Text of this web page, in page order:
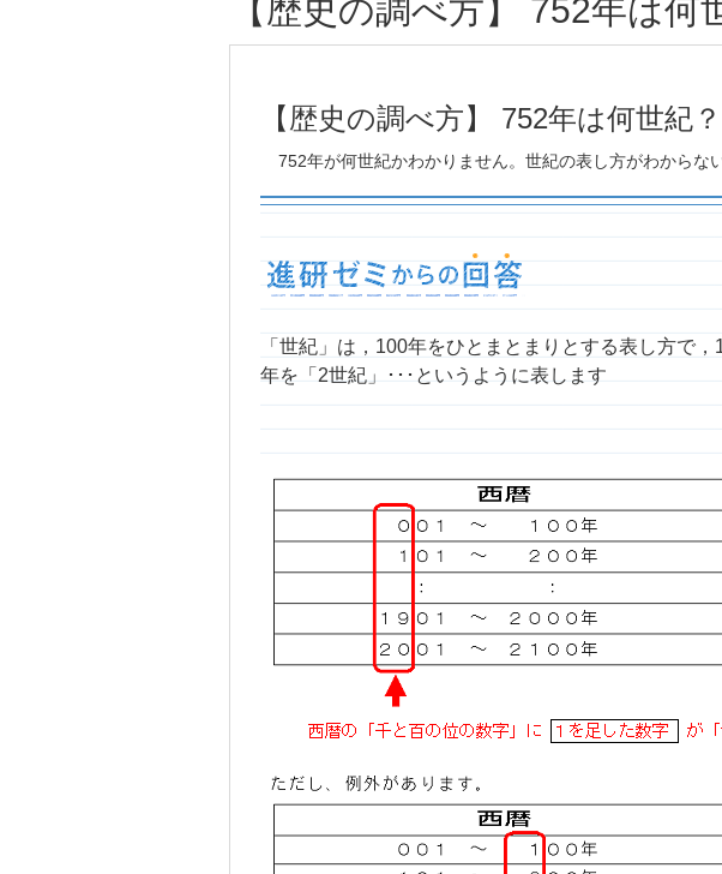
【歴史の調べ方】 752年は何
【歴史の調べ方】 752年は何世紀？
752年が何世紀かわかりません。世紀の表し方がわからな
「世紀」は，100年をひとまとまりとする表し方で
年を「2世紀」･･･というように表します